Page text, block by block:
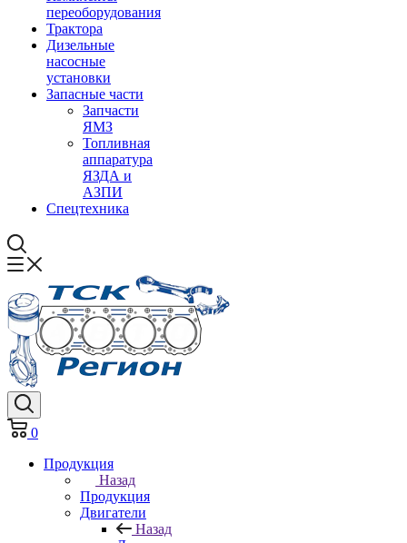
переоборудования
Трактора
Дизельные
насосные
установки
Запасные части
Запчасти
ЯМЗ
Топливная
аппаратура
ЯЗДА и
АЗПИ
Спецтехника
0
Продукция
Назад
Продукция
Двигатели
Назад